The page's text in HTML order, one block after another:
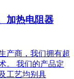
加热电阻器
产商，我们拥有超
。 我们的产品定
工艺均别具